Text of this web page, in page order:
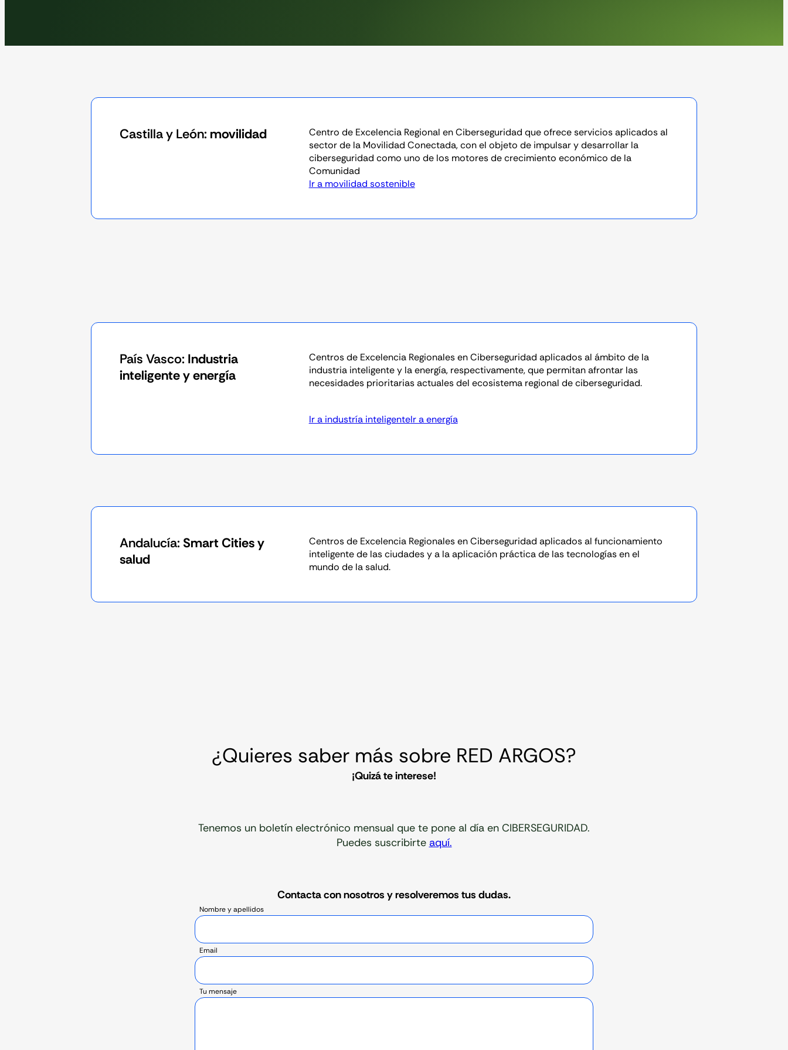
Castilla y León: movilidad
Centro de Excelencia Regional en Ciberseguridad que ofrece servicios aplicados al
sector de la Movilidad Conectada, con el objeto de impulsar y desarrollar la
ciberseguridad como uno de los motores de crecimiento económico de la
Comunidad
Ir a movilidad sostenible
País Vasco: Industria
inteligente y energía
Centros de Excelencia Regionales en Ciberseguridad aplicados al ámbito de la
industria inteligente y la energía, respectivamente, que permitan afrontar las
necesidades prioritarias actuales del ecosistema regional de ciberseguridad.
Ir a industría inteligenteIr a energía
Andalucía: Smart Cities y
salud
Centros de Excelencia Regionales en Ciberseguridad aplicados al funcionamiento
inteligente de las ciudades y a la aplicación práctica de las tecnologías en el
mundo de la salud.
¿Quieres saber más sobre RED ARGOS?
¡Quizá te interese!
Tenemos un boletín electrónico mensual que te pone al día en CIBERSEGURIDAD.
Puedes suscribirte aquí.
Contacta con nosotros y resolveremos tus dudas.
Nombre y apellidos
Email
Tu mensaje